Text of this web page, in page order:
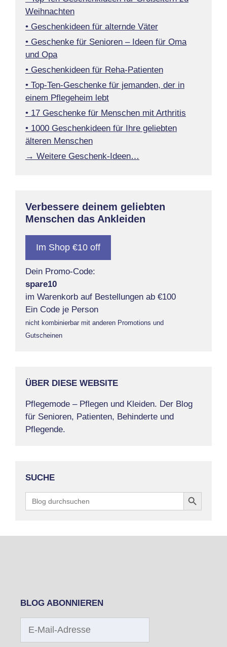
Weihnachten
• Geschenkideen für alternde Väter
• Geschenke für Senioren – Ideen für Oma
und Opa
• Geschenkideen für Reha-Patienten
• Top-Ten-Geschenke für jemanden, der in
einem Pflegeheim lebt
• 17 Geschenke für Menschen mit Arthritis
• 1000 Geschenkideen für Ihre geliebten
älteren Menschen
→ Weitere Geschenk-Ideen…
Verbessere deinem geliebten
Menschen das Ankleiden
Im Shop €10 off
Dein Promo-Code:
spare10
im Warenkorb auf Bestellungen ab €100
Ein Code je Person
nicht kombinierbar mit anderen Promotions und
Gutscheinen
ÜBER DIESE WEBSITE
Pflegemode – Pflegen und Kleiden. Der Blog
für Senioren, Patienten, Behinderte und
Pflegende.
SUCHE
Search
for:
Search Button
BLOG ABONNIEREN
Mail-